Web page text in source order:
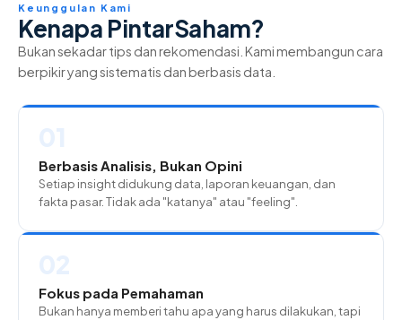
Keunggulan Kami
Kenapa PintarSaham?
Bukan sekadar tips dan rekomendasi. Kami membangun cara
berpikir yang sistematis dan berbasis data.
Berbasis Analisis, Bukan Opini
Setiap insight didukung data, laporan keuangan, dan
fakta pasar. Tidak ada "katanya" atau "feeling".
Fokus pada Pemahaman
Bukan hanya memberi tahu apa yang harus dilakukan, tapi